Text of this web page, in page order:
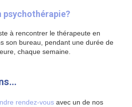
psychothérapie?
à rencontrer le thérapeute en
son bureau, pendant une durée de
chaque semaine.
rendez-vous avec un de nos